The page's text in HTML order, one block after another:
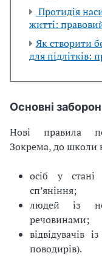
Протидія
житті:
Як створити
для підлітків:
Основні
Нові правила
Зокрема, до школи
осіб у стані
сп’яніння;
людей із
речовинами;
відвідувачів
поводирів).